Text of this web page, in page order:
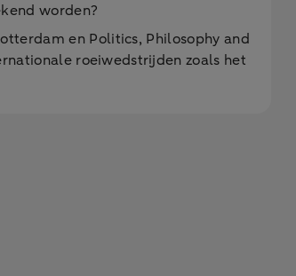
worden?
en Politics, Philosophy and
roeiwedstrijden zoals het